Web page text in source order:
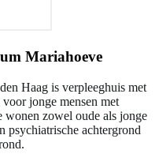
Mariahoeve
Haag is verpleeghuis met
jonge mensen met
wonen zowel oude als jonge
psychiatrische achtergrond